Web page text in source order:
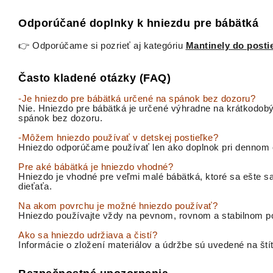
Odporúčané doplnky k hniezdu pre bábätká
👉 Odporúčame si pozrieť aj kategóriu Mantinely do
Často kladené otázky (FAQ)
-Je hniezdo pre bábätká určené na spánok bez dozoru?
Nie. Hniezdo pre bábätká je určené výhradne na
spánok bez dozoru.
-Môžem hniezdo používať v detskej postieľke?
Hniezdo odporúčame používať len ako doplnok pri
Pre aké bábätká je hniezdo vhodné?
Hniezdo je vhodné pre veľmi malé bábätká, ktoré sa ešte
dieťaťa.
Na akom povrchu je možné hniezdo používať?
Hniezdo používajte vždy na pevnom, rovnom a stabilnom
Ako sa hniezdo udržiava a čistí?
Informácie o zložení materiálov a údržbe sú uvedené na